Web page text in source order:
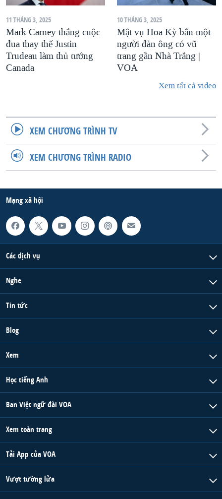
11 THÁNG 3, 2025
Mark Carney thắng cuộc
đua thay thế Justin
Trudeau làm thủ tướng
Canada
10 THÁNG 3, 2025
Mật vụ Hoa Kỳ bắn một
người đàn ông có vũ
trang gần Nhà Trắng |
VOA
Xem tất cả video
XEM CHƯƠNG TRÌNH TV
XEM CHƯƠNG TRÌNH RADIO
Mạng xã hội
Các dịch vụ
Nghe
Tin tức
Blog
Xem
Học tiếng Anh
Ban Việt ngữ đài VOA
Xem toàn trang
Tải App của VOA
Vượt tường lửa